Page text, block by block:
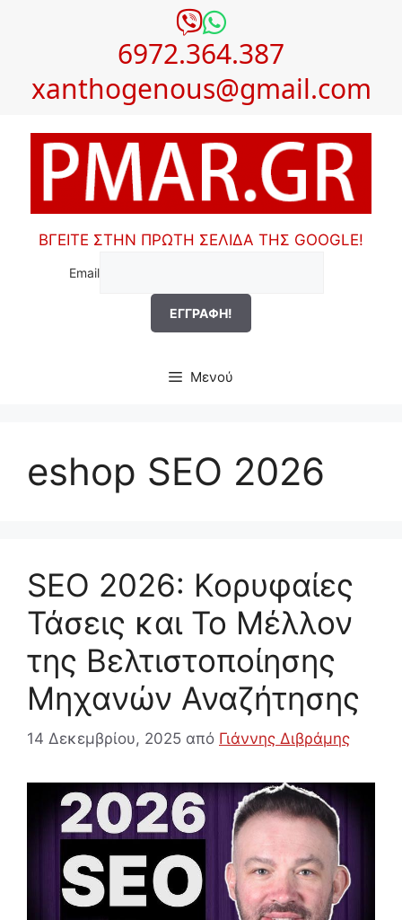
6972.364.387
xanthogenous@gmail.com
ΒΓΕΙΤΕ ΣΤΗΝ ΠΡΩΤΗ ΣΕΛΙΔΑ ΤΗΣ GOOGLE!
Email
Μενού
eshop SEO 2026
SEO 2026: Κορυφαίες
Τάσεις και Το Μέλλον
της Βελτιστοποίησης
Μηχανών Αναζήτησης
14 Δεκεμβρίου, 2025 από Γιάννης Διβράμης